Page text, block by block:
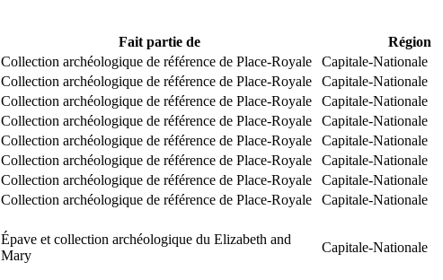
Fait partie de Région
Collection archéologique de référence de Place-Royale Capitale-Nationale
Collection archéologique de référence de Place-Royale Capitale-Nationale
Collection archéologique de référence de Place-Royale Capitale-Nationale
Collection archéologique de référence de Place-Royale Capitale-Nationale
Collection archéologique de référence de Place-Royale Capitale-Nationale
Collection archéologique de référence de Place-Royale Capitale-Nationale
Collection archéologique de référence de Place-Royale Capitale-Nationale
Collection archéologique de référence de Place-Royale Capitale-Nationale
Épave et collection archéologique du Elizabeth and
Mary
Capitale-Nationale